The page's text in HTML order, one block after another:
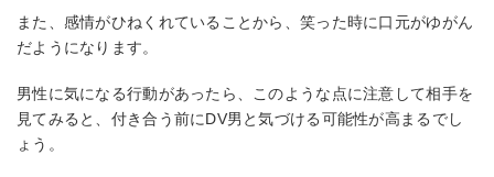
また、感情がひねくれていることから、笑った時に口元がゆがん
だようになります。
男性に気になる行動があったら、このような点に注意して相手を
見てみると、付き合う前にDV男と気づける可能性が高まるでし
ょう。